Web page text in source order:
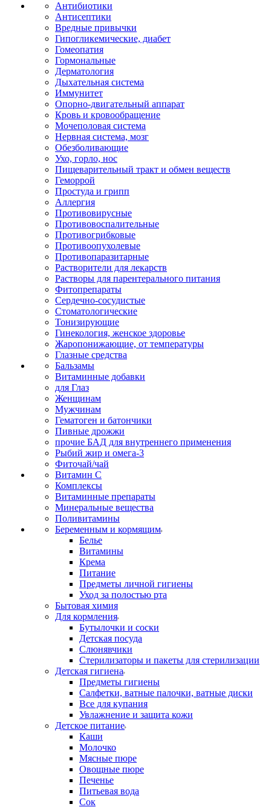
Антибиотики
Антисептики
Вредные привычки
Гипогликемические, диабет
Гомеопатия
Гормональные
Дерматология
Дыхательная система
Иммунитет
Опорно-двигательный аппарат
Кровь и кровообращение
Мочеполовая система
Нервная система, мозг
Обезболивающие
Ухо, горло, нос
Пищеварительный тракт и обмен веществ
Геморрой
Простуда и грипп
Аллергия
Противовирусные
Противовоспалительные
Противогрибковые
Противоопухолевые
Противопаразитарные
Растворители для лекарств
Растворы для парентерального питания
Фитопрепараты
Сердечно-сосудистые
Стоматологические
Тонизирующие
Гинекология, женское здоровье
Жаропонижающие, от температуры
Глазные средства
Бальзамы
Витаминные добавки
для Глаз
Женщинам
Мужчинам
Гематоген и батончики
Пивные дрожжи
прочие БАД для внутреннего применения
Рыбий жир и омега-3
Фиточай/чай
Витамин С
Комплексы
Витаминные препараты
Минеральные вещества
Поливитамины
Беременным и кормящим
Белье
Витамины
Крема
Питание
Предметы личной гигиены
Уход за полостью рта
Бытовая химия
Для кормления
Бутылочки и соски
Детская посуда
Слюнявчики
Стерилизаторы и пакеты для стерилизации
Детская гигиена
Предметы гигиены
Салфетки, ватные палочки, ватные диски
Все для купания
Увлажнение и защита кожи
Детское питание
Каши
Молочко
Мясные пюре
Овощные пюре
Печенье
Питьевая вода
Сок